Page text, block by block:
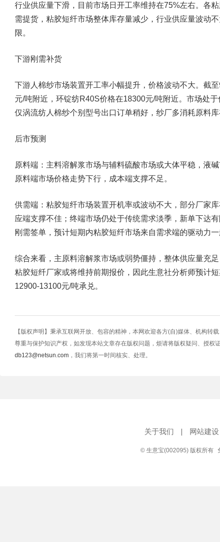
行业供应量下滑，目前市场日开工率维持在75%左右。各
需提货，粘胶短纤市场整体库存量减少，行业供应量波动
限。
下游刚需补货
下游人棉纱市场装置开工率小幅提升，价格波动不大。截
元/吨附近，环锭纺R40S价格在18300元/吨附近。市场处
仅涡流纺人棉纱个别型号出口订单稍好，纱厂多消耗原料
后市预测
原料端：主料溶解浆市场与辅料硫酸市场或大体平稳，液
原料端市场价格走势下行，成本端支撑不足。
供需端：粘胶短纤市场装置开机率或波动不大，部分厂家
应端支撑不佳；终端市场仍处于传统需求淡季，新单下达
刚需签单，预计短期内粘胶短纤市场来自需求端的驱动力
综合来看，主原料溶解浆市场或弱势僵持，整体供应量充
粘胶短纤厂家或将维持前期报价，因此生意社分析师预计
12900-13100元/吨承兑。
【版权声明】秉承互联网开放、包容的精神，本网欢迎各方(自)媒体、机构转
尊重与保护知识产权，如发现本站文章存在版权问题，烦请将版权疑问、授权
db123@netsun.com ，我们将第一时间核实、处理。
关于我们 | 网站建设
© 生意宝(002095) 版权所有